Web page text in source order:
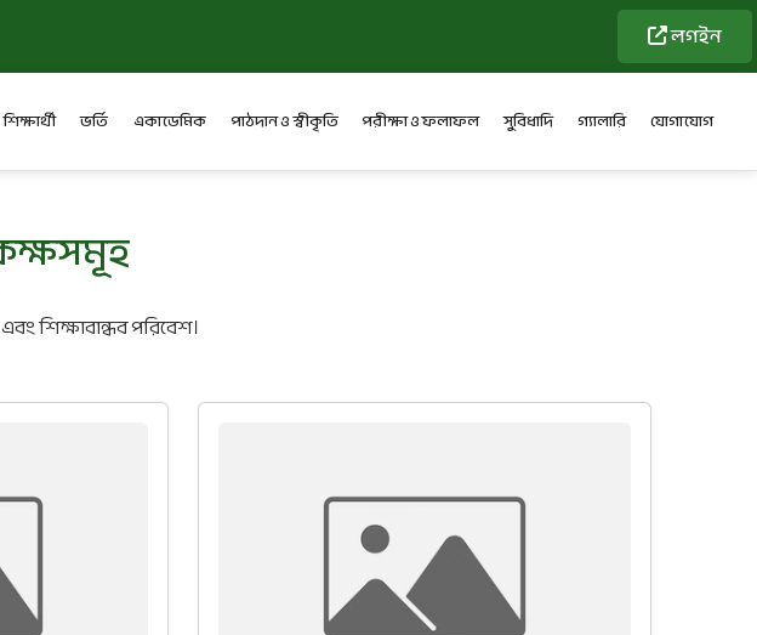
লগইন
শিক্ষার্থী ভর্তি একাডেমিক পাঠদান ও স্বীকৃতি পরীক্ষা ও ফলাফল সুবিধাদি গ্যালারি যোগাযোগ
শিক্ষাবান্ধব পরিবেশ।